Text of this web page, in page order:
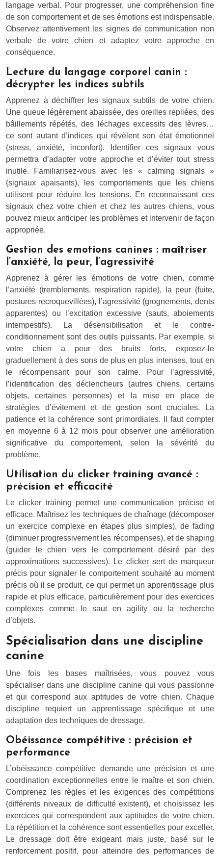
langage verbal. Pour progresser, une compréhension fine
de son comportement et de ses émotions est indispensable.
Observez attentivement les signes de communication non
verbale de votre chien et adaptez votre approche en
conséquence.
Lecture du langage corporel canin :
décrypter les indices subtils
Apprenez à déchiffrer les signaux subtils de votre chien.
Une queue légèrement abaissée, des oreilles repliées, des
bâillements répétés, des léchages excessifs des lèvres…
ce sont autant d’indices qui révèlent son état émotionnel
(stress, anxiété, inconfort). Identifier ces signaux vous
permettra d’adapter votre approche et d’éviter tout stress
inutile. Familiarisez-vous avec les « calming signals »
(signaux apaisants), les comportements que les chiens
utilisent pour réduire les tensions. En reconnaissant ces
signaux chez votre chien et chez les autres chiens, vous
pouvez mieux anticiper les problèmes et intervenir de façon
appropriée.
Gestion des emotions canines : maîtriser
l’anxiété, la peur, l’agressivité
Apprenez à gérer les émotions de votre chien, comme
l’anxiété (tremblements, respiration rapide), la peur (fuite,
postures recroquevillées), l’agressivité (grognements, dents
apparentes) ou l’excitation excessive (sauts, aboiements
intempestifs). La désensibilisation et le contre-
conditionnement sont des outils puissants. Par exemple, si
votre chien a peur des bruits forts, exposez-le
graduellement à des sons de plus en plus intenses, tout en
le récompensant pour son calme. Pour l’agressivité,
l’identification des déclencheurs (autres chiens, certains
objets, certaines personnes) et la mise en place de
stratégies d’évitement et de gestion sont cruciales. La
patience et la cohérence sont primordiales. Il faut compter
en moyenne 6 à 12 mois pour observer une amélioration
significative du comportement, selon la sévérité du
problème.
Utilisation du clicker training avancé :
précision et efficacité
Le clicker training permet une communication précise et
efficace. Maîtrisez les techniques de chaînage (décomposer
un exercice complexe en étapes plus simples), de fading
(diminuer progressivement les récompenses), et de shaping
(guider le chien vers le comportement désiré par des
approximations successives). Le clicker sert de marqueur
précis pour signaler le comportement souhaité au moment
précis où il se produit, ce qui permet un apprentissage plus
rapide et plus efficace, particulièrement pour des exercices
complexes comme le saut en agility ou la recherche
d’objets.
Spécialisation dans une discipline
canine
Une fois les bases maîtrisées, vous pouvez vous
spécialiser dans une discipline canine qui vous passionne
et qui correspond aux aptitudes de votre chien. Chaque
discipline requiert un apprentissage spécifique et une
adaptation des techniques de dressage.
Obéissance compétitive : précision et
performance
L’obéissance compétitive demande une précision et une
coordination exceptionnelles entre le maître et son chien.
Comprenez les règles et les exigences des compétitions
(différents niveaux de difficulté existent), et choisissez les
exercices qui correspondent aux aptitudes de votre chien.
La répétition et la cohérence sont essentielles pour exceller.
Le dressage doit être exigeant mais juste, basé sur le
renforcement positif, pour atteindre des performances de